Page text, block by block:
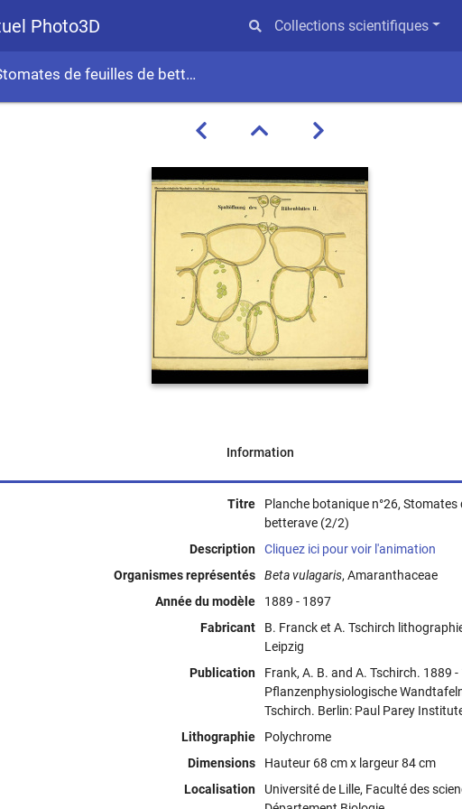
Photo3D Collections scientifiques
de feuilles de betterave (2/2)
Information
Titre
Planche botanique n°26, Stomates
betterave (2/2)
Description
Cliquez ici pour voir l'animation
Organismes représentés
Beta vulagaris, Amaranthaceae
Année du modèle
1889 - 1897
Fabricant
B. Franck et A. Tschirch
Leipzig
Publication
Frank, A. B. and A. Tschirch. 1889 -
Pflanzenphysiologische
Tschirch. Berlin: Paul Parey
Lithographie
Polychrome
Dimensions
Hauteur 68 cm x largeur 84 cm
Localisation
Université de Lille, Faculté des